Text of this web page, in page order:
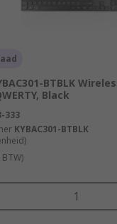
BTBLK
Black
333
KYBAC301-BTBLK
BTW)